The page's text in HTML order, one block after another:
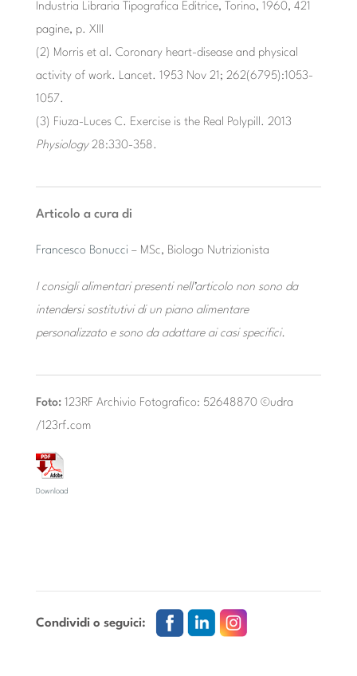
Industria Libraria Tipografica Editrice, Torino, 1960, 421
pagine, p. XIII
(2) Morris et al. Coronary heart-disease and physical
activity of work. Lancet. 1953 Nov 21; 262(6795):1053-
1057.
(3) Fiuza-Luces C. Exercise is the Real Polypill. 2013
Physiology 28:330-358.
Articolo a cura di
Francesco Bonucci – MSc, Biologo Nutrizionista
I consigli alimentari presenti nell’articolo non sono da
intendersi sostitutivi di un piano alimentare
personalizzato e sono da adattare ai casi specifici.
Foto:123RF Archivio Fotografico: 52648870©udra
/123rf.com
Download
Condividi o seguici: